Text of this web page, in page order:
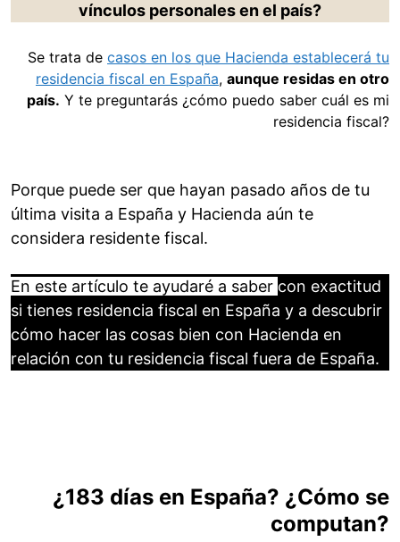
vínculos personales en el país?
Se trata de casos en los que Hacienda establecerá tu
residencia fiscal en España, aunque residas en otro
país. Y te preguntarás ¿cómo puedo saber cuál es mi
residencia fiscal?
Porque puede ser que hayan pasado años de tu
última visita a España y Hacienda aún te
considera residente fiscal.
En este artículo te ayudaré a saber con exactitud
si tienes residencia fiscal en España y a descubrir
cómo hacer las cosas bien con Hacienda en
relación con tu residencia fiscal fuera de España.
¿183 días en España? ¿Cómo se
computan?